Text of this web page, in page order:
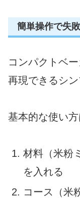
簡単操作で失
コンパクトベ
再現できるシン
基本的な使い方
材料（米粉
を入れる
コース（米